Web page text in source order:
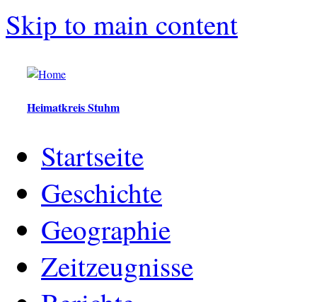
Skip to main content
Heimatkreis Stuhm
Startseite
Geschichte
Geographie
Zeitzeugnisse